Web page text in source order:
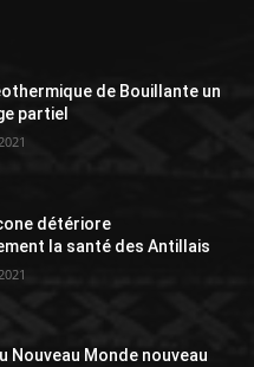
de Bouillante un
partiel
détériore
la santé des Antillais
Nouveau Monde nouveau